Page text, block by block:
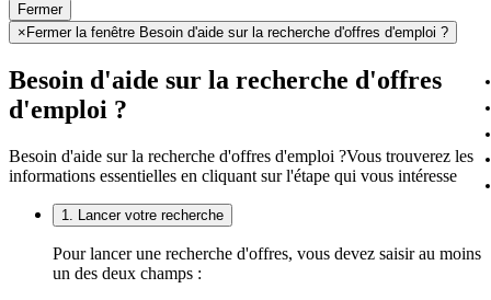
Fermer
× Fermer la fenêtre Besoin d'aide sur la recherche d'offres d'emploi ?
Besoin d'aide sur la recherche d'offres
d'emploi ?
Besoin d'aide sur la recherche d'offres d'emploi ?Vous trouverez les
informations essentielles en cliquant sur l'étape qui vous intéresse
1. Lancer votre recherche
Pour lancer une recherche d'offres, vous devez saisir au moins
un des deux champs :